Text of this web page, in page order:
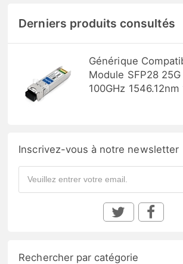
Derniers produits consultés
Générique
Module SFP28 25G
100GHz 1546.12nm
Inscrivez-vous à notre newsletter
Rechercher par catégorie